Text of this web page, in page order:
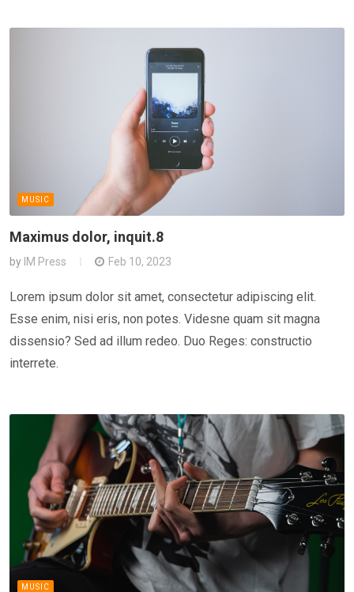
MUSIC
Maximus dolor, inquit.8
by IM Press Feb 10, 2023
Lorem ipsum dolor sit amet, consectetur adipiscing elit.
Esse enim, nisi eris, non potes. Videsne quam sit magna
dissensio? Sed ad illum redeo. Duo Reges: constructio
interrete.
MUSIC